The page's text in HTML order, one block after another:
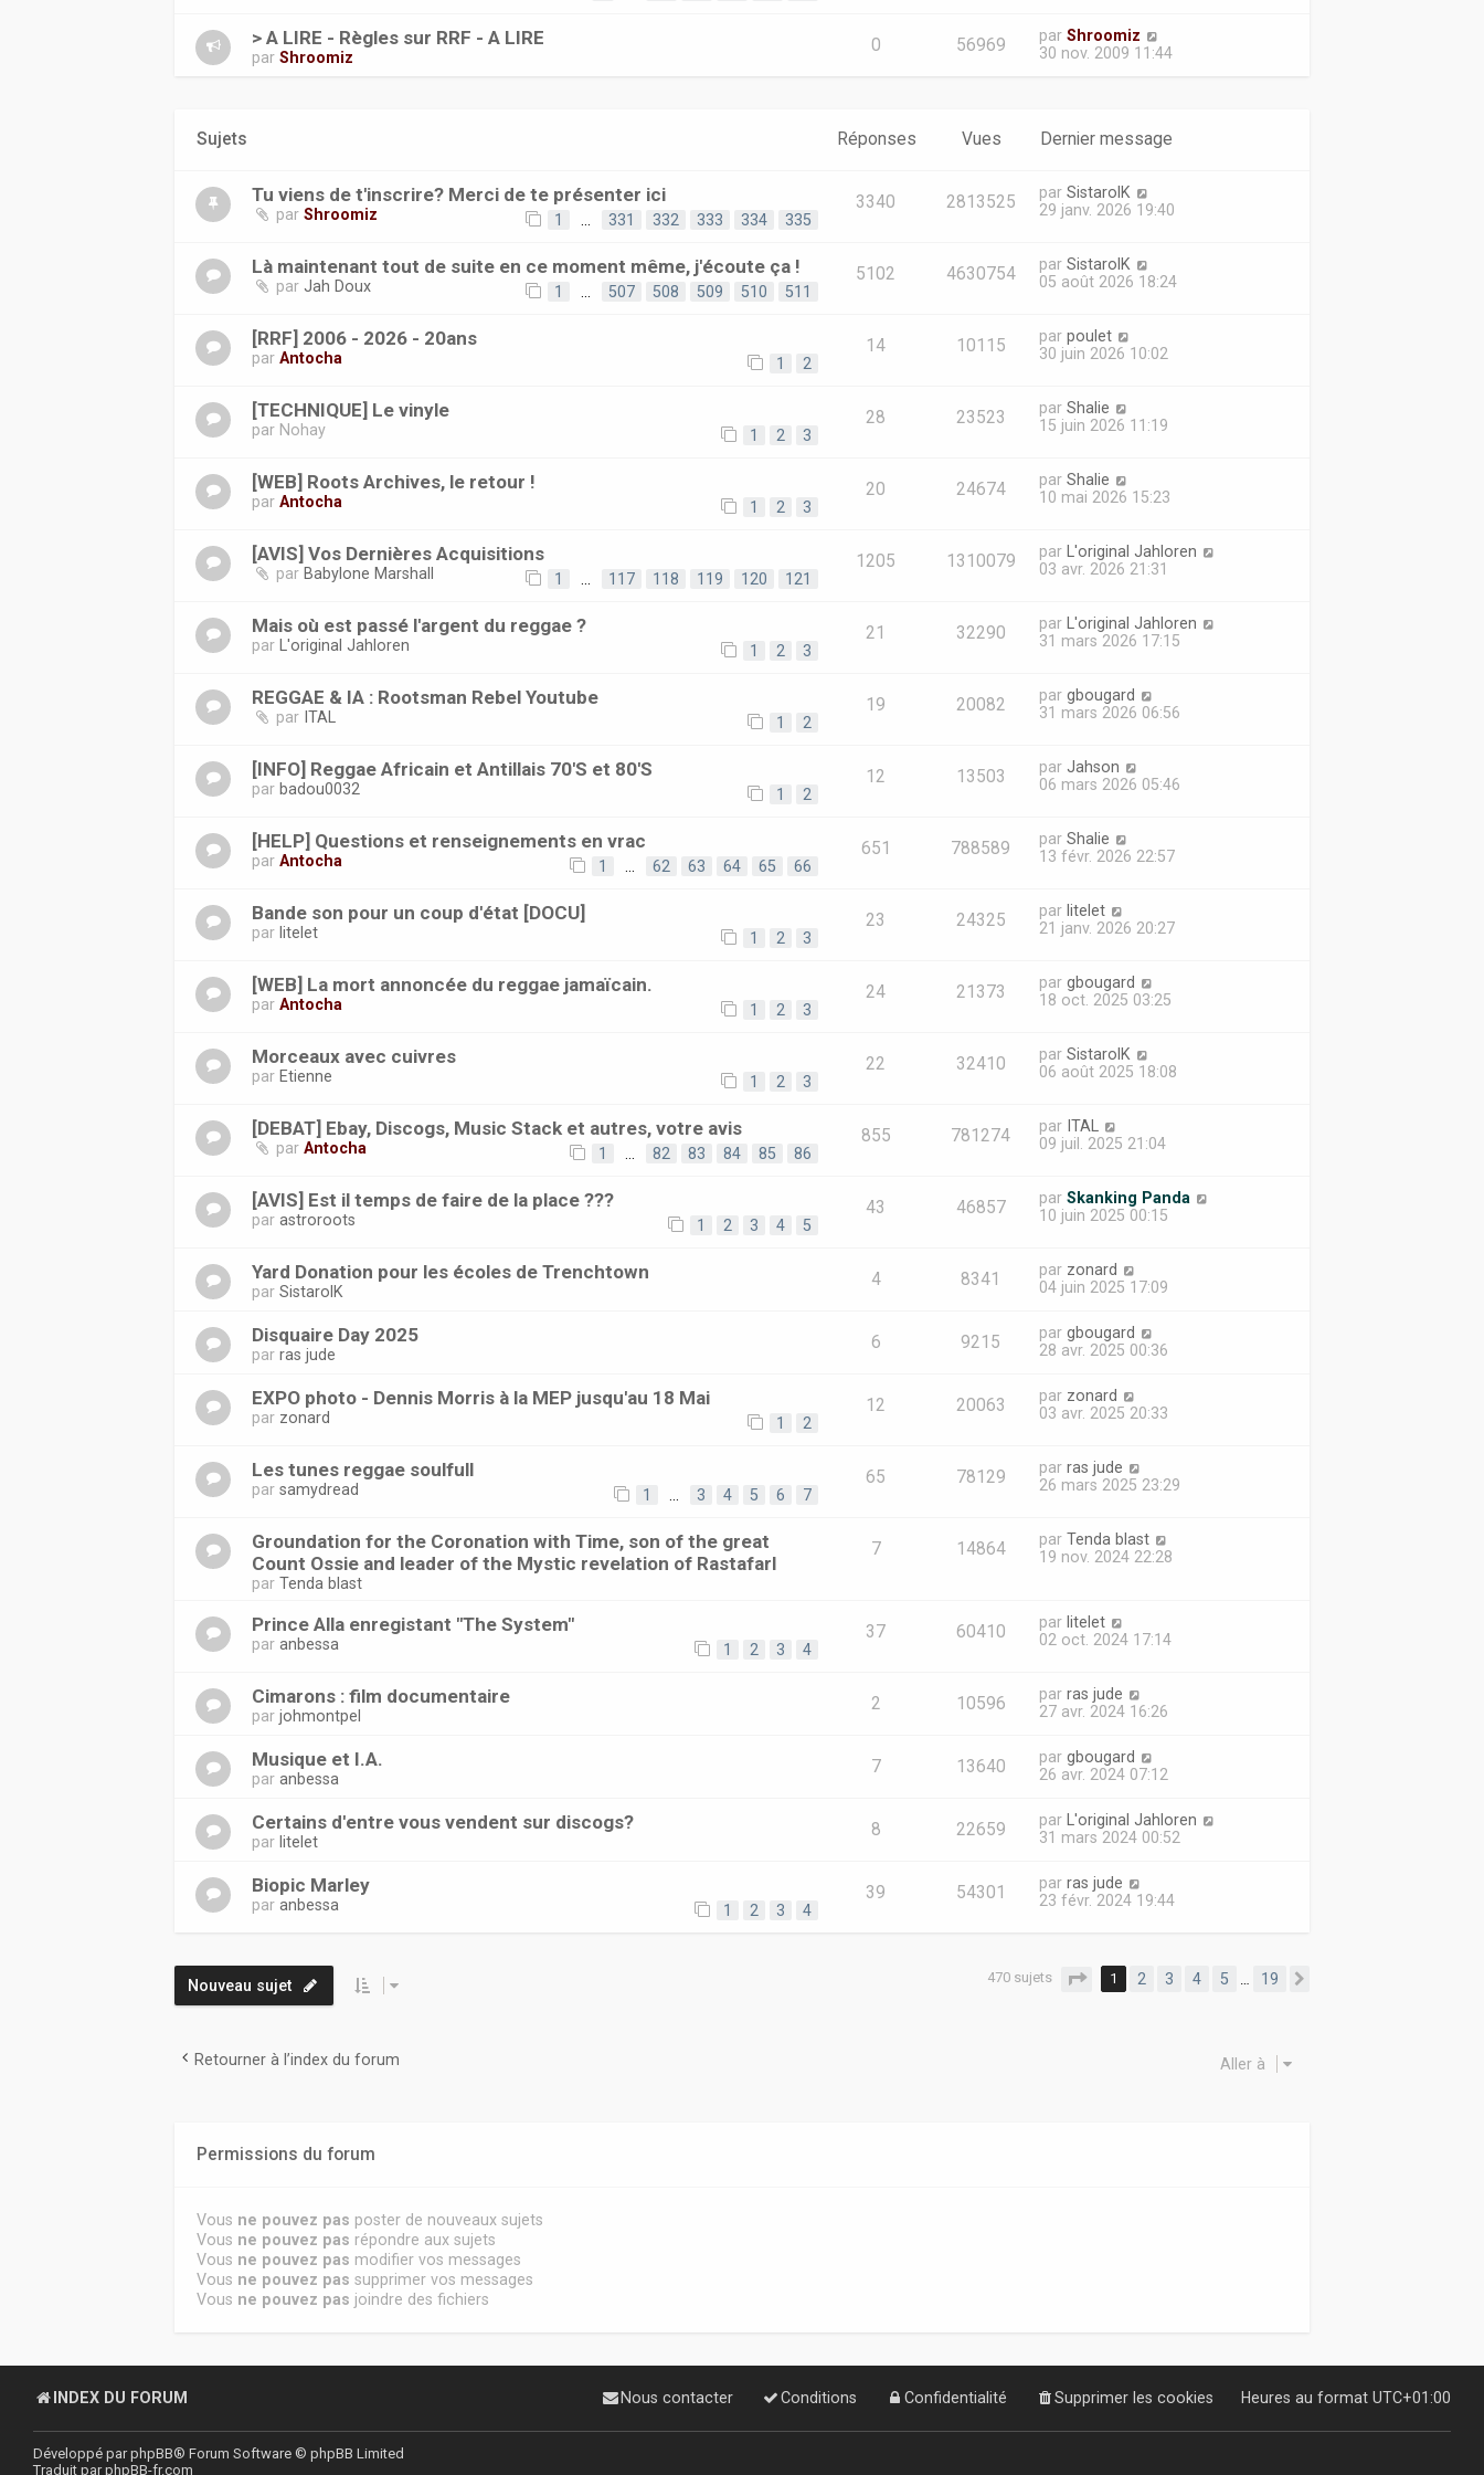
> A LIRE - Règles sur RRF - A LIRE
parShroomiz
0 56969 par Shroomiz
30 nov. 2009 11:44
Sujets Réponses Vues Dernier message
Tu viens de t'inscrire? Merci de te présenter ici
parShroomiz 1 331 332 333 334 335
3340 2813525 par SistarolK
29 janv. 2026 19:40
Là maintenant tout de suite en ce moment même, j'écoute ça !
parJah Doux 1 507 508 509 510 511
5102 4630754 par SistarolK
05 août 2026 18:24
[RRF] 2006 - 2026 - 20ans
parAntocha 1 2
14 10115 par poulet
30 juin 2026 10:02
[TECHNIQUE] Le vinyle
par Nohay 1 2 3
28 23523 par Shalie
15 juin 2026 11:19
[WEB] Roots Archives, le retour !
parAntocha 1 2 3
20 24674 par Shalie
10 mai 2026 15:23
[AVIS] Vos Dernières Acquisitions
par Babylone Marshall 1 117 118 119 120 121
1205 1310079 par
L'original Jahloren
03 avr. 2026 21:31
Mais où est passé l'argent du reggae ?
par L'original Jahloren 1 2 3
21 32290 par
L'original Jahloren
31 mars 2026 17:15
REGGAE & IA : Rootsman Rebel Youtube
par ITAL 1 2
19 20082 par gbougard
31 mars 2026 06:56
[INFO] Reggae Africain et Antillais 70'S et 80'S
par badou0032 1 2
12 13503 par Jahson
06 mars 2026 05:46
[HELP] Questions et renseignements en vrac
parAntocha 1 62 63 64 65 66
651 788589 par Shalie
13 févr. 2026 22:57
Bande son pour un coup d'état [DOCU]
par litelet 1 2 3
23 24325 par litelet
21 janv. 2026 20:27
[WEB] La mort annoncée du reggae jamaïcain.
parAntocha 1 2 3
24 21373 par gbougard
18 oct. 2025 03:25
Morceaux avec cuivres
par Etienne 1 2 3
22 32410 par SistarolK
06 août 2025 18:08
[DEBAT] Ebay, Discogs, Music Stack et autres, votre avis
parAntocha 1 82 83 84 85 86
855 781274 par ITAL
09 juil. 2025 21:04
[AVIS] Est il temps de faire de la place ???
parastroroots 1 2 3 4 5
43 46857 par Skanking Panda
10 juin 2025 00:15
Yard Donation pour les écoles de Trenchtown
parSistarolK
4 8341 par zonard
04 juin 2025 17:09
Disquaire Day 2025
parras jude
6 9215 par gbougard
28 avr. 2025 00:36
EXPO photo - Dennis Morris à la MEP jusqu'au 18 Mai
par zonard 1 2
12 20063 par zonard
03 avr. 2025 20:33
Les tunes reggae soulfull
parsamydread 1 3 4 5 6 7
65 78129 par ras jude
26 mars 2025 23:29
Groundation for the Coronation with Time, son of the great
Count Ossie and leader of the Mystic revelation of RastafarI
parTenda blast
7 14864 par Tenda blast
19 nov. 2024 22:28
Prince Alla enregistant "The System"
paranbessa 1 2 3 4
37 60410 par litelet
02 oct. 2024 17:14
Cimarons : film documentaire
parjohmontpel
2 10596 par ras jude
27 avr. 2024 16:26
Musique et I.A.
paranbessa
7 13640 par gbougard
26 avr. 2024 07:12
Certains d'entre vous vendent sur discogs?
par litelet
8 22659 par
L'original Jahloren
31 mars 2024 00:52
Biopic Marley
paranbessa 1 2 3 4
39 54301 par ras jude
23 févr. 2024 19:44
Nouveau sujet 470 sujets Page 1sur19
1 2 3 4 5 19
Retourner à l’index du forum Aller à
Permissions du forum
Vous ne pouvez pas poster de nouveaux sujets
Vous ne pouvez pas répondre aux sujets
Vous ne pouvez pas modifier vos messages
Vous ne pouvez pas supprimer vos messages
Vous ne pouvez pas joindre des fichiers
INDEX DU FORUM Heures au format UTC+01:00
Supprimer les cookies
Confidentialité
Conditions
Nous contacter
Développé parphpBB® Forum Software © phpBB Limited
Traduit parphpBB-fr.com